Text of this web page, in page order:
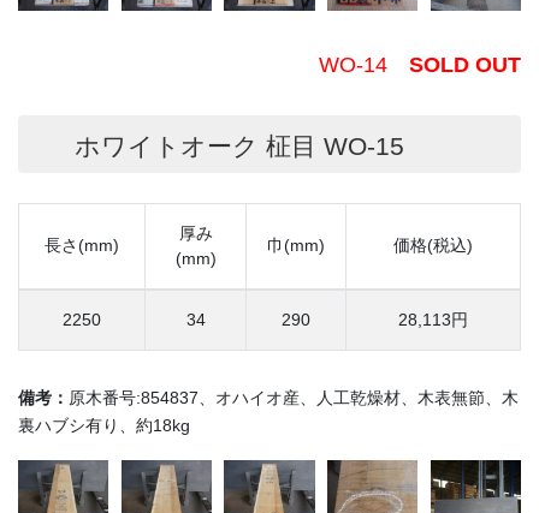
WO-14 SOLD OUT
ホワイトオーク 柾目 WO-15
長さ(mm)
厚み
(mm)
巾(mm) 価格(税込)
2250 34 290 28,113円
備考： 原木番号:854837、オハイオ産、人工乾燥材、木表無節、木
裏ハブシ有り、約18kg